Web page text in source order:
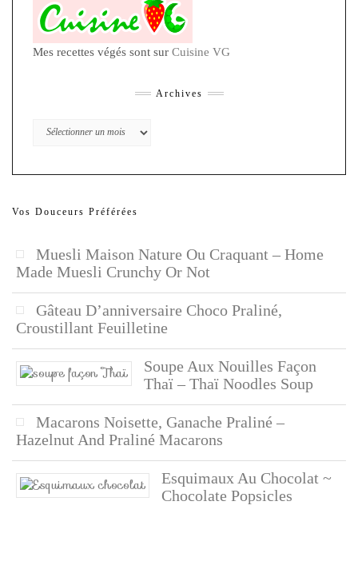
Mes recettes végés sont sur Cuisine VG
Archives
Archives
Vos Douceurs Préférées
Muesli Maison Nature Ou Craquant – Home
Made Muesli Crunchy Or Not
Gâteau D’anniversaire Choco Praliné,
Croustillant Feuilletine
Soupe Aux Nouilles Façon
Thaï – Thaï Noodles Soup
Macarons Noisette, Ganache Praliné –
Hazelnut And Praliné Macarons
Esquimaux Au Chocolat ~
Chocolate Popsicles